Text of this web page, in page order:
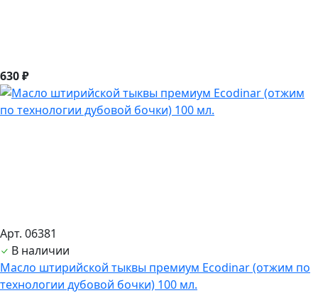
630 ₽
Арт. 06381
В наличии
Масло штирийской тыквы премиум Ecodinar (отжим по
технологии дубовой бочки) 100 мл.